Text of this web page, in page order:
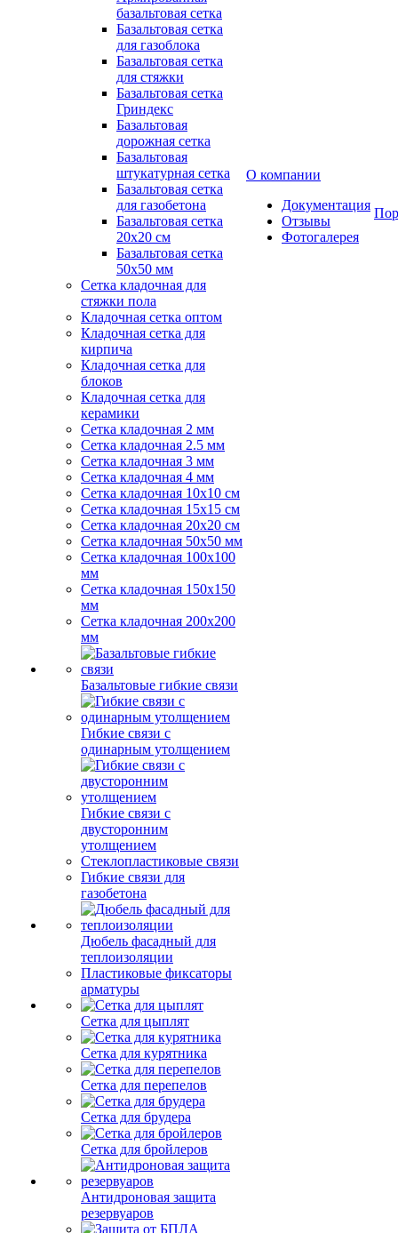
базальтовая сетка
Базальтовая сетка
для газоблока
Базальтовая сетка
для стяжки
Базальтовая сетка
Гриндекс
Базальтовая
дорожная сетка
Базальтовая
штукатурная сетка
Базальтовая сетка
для газобетона
Базальтовая сетка
20x20 см
Базальтовая сетка
50x50 мм
Сетка кладочная для
стяжки пола
Кладочная сетка оптом
Кладочная сетка для
кирпича
Кладочная сетка для
блоков
Кладочная сетка для
керамики
Сетка кладочная 2 мм
Сетка кладочная 2.5 мм
Сетка кладочная 3 мм
Сетка кладочная 4 мм
Сетка кладочная 10x10 см
Сетка кладочная 15x15 см
Сетка кладочная 20x20 см
Сетка кладочная 50x50 мм
Сетка кладочная 100x100
мм
Сетка кладочная 150x150
мм
Сетка кладочная 200x200
мм
Базальтовые гибкие связи
Гибкие связи с
одинарным утолщением
Гибкие связи с
двусторонним
утолщением
Стеклопластиковые связи
Гибкие связи для
газобетона
Дюбель фасадный для
теплоизоляции
Пластиковые фиксаторы
арматуры
Сетка для цыплят
Сетка для курятника
Сетка для перепелов
Сетка для брудера
Сетка для бройлеров
Антидроновая защита
резервуаров
О компании
Документация
Отзывы
Фотогалерея